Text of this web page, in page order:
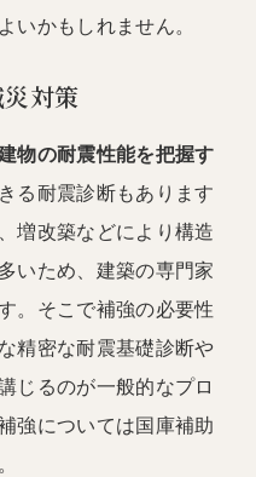
いかもしれません。
災対策
物の耐震性能を把握す
る耐震診断もあります
増改築などにより構造
いため、建築の専門家
。そこで補強の必要性
精密な耐震基礎診断や
じるのが一般的なプロ
強については国庫補助